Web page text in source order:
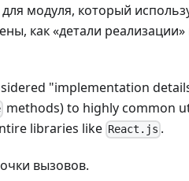
модуля, который
как «детали
"implementation
methods) to highly common
libraries like React.js .
вызовов.